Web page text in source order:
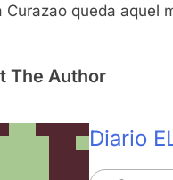
Curazao queda aquel
The Author
Diario